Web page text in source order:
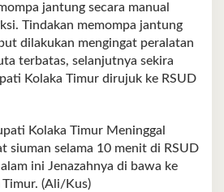
jantung secara manual
Tindakan memompa jantung
dilakukan mengingat peralatan
terbatas, selanjutnya sekira
Kolaka Timur dirujuk ke RSUD
Kolaka Timur Meninggal
siuman selama 10 menit di RSUD
ini Jenazahnya di bawa ke
Timur. (Ali/Kus)